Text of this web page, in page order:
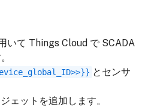
いて Things Cloud で SCADA
とセンサ
ェットを追加します。